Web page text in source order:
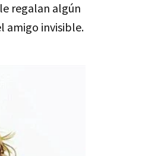
regalan algún
amigo invisible.